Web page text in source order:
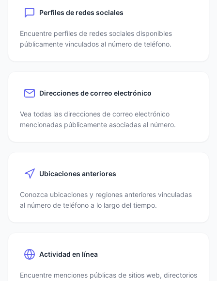
Perfiles de redes sociales
Encuentre perfiles de redes sociales disponibles
públicamente vinculados al número de teléfono.
Direcciones de correo electrónico
Vea todas las direcciones de correo electrónico
mencionadas públicamente asociadas al número.
Ubicaciones anteriores
Conozca ubicaciones y regiones anteriores vinculadas
al número de teléfono a lo largo del tiempo.
Actividad en línea
Encuentre menciones públicas de sitios web, directorios